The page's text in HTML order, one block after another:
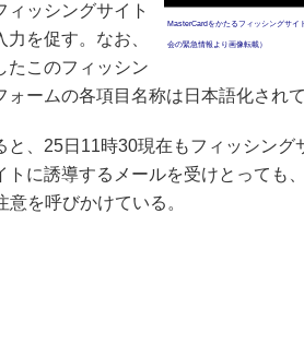
MasterCardをかたるフィッシングサイ
会の緊急情報より画像転載）
ィッシングサイト
を促す。なお、
たこのフィッシン
ームの各項目名称は日本語化されて
、25日11時30現在もフィッシング
に誘導するメールを受けとっても
を呼びかけている。